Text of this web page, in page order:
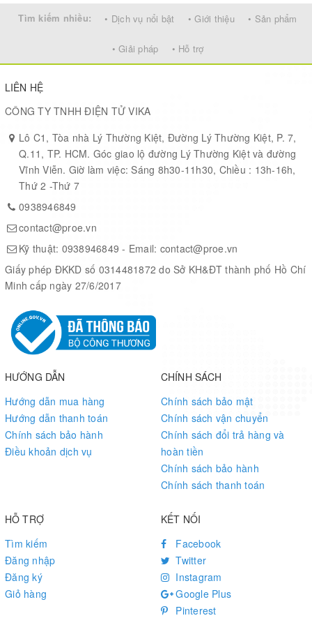
SPI
SIZE
mm
DISPLAY PANEL TFT
DRIVER ST7735S DIMENSIONS
52.0 ×
30.0
Raspberry Pi Pico Header Compatibility
Onboard Female Pin Header For Direct Attaching To Raspberry
Pi Pico
4x User Buttons For Easy Interacting
Raspberry Pi Picois NOT included.
Pinout Definition
Outline Dimensions
Resources & Services
WIKI:Pico-LCD-1.44
Tìm kiếm nhiều: • Dịch vụ nổi bật • Giới thiệu • Sản phẩm
• Giải pháp • Hỗ trợ
LIÊN HỆ
CÔNG TY TNHH ĐIỆN TỬ VIKA
Lô C1, Tòa nhà Lý Thường Kiệt, Đường Lý Thường Kiệt, P. 7,
Q.11, TP. HCM. Góc giao lộ đường Lý Thường Kiệt và đường
Vĩnh Viễn. Giờ làm việc: Sáng 8h30-11h30, Chiều : 13h-16h,
Thứ 2 -Thứ 7
0938946849
contact@proe.vn
Kỹ thuật: 0938946849 - Email: contact@proe.vn
Giấy phép ĐKKD số 0314481872 do Sở KH&ĐT thành phố Hồ Chí
Minh cấp ngày 27/6/2017
HƯỚNG DẪN
Hướng dẫn mua hàng
Hướng dẫn thanh toán
Chính sách bảo hành
Điều khoản dịch vụ
CHÍNH SÁCH
Chính sách bảo mật
Chính sách vận chuyển
Chính sách đổi trả hàng và
hoàn tiền
Chính sách bảo hành
Chính sách thanh toán
HỖ TRỢ
Tìm kiếm
Đăng nhập
Đăng ký
Giỏ hàng
KẾT NỐI
Facebook
Twitter
Instagram
Google Plus
Pinterest